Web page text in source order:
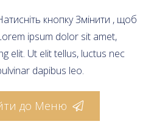
кнопку Змінити , щоб
ipsum dolor sit amet,
elit. Ut elit tellus, luctus nec
dapibus leo.
до Меню